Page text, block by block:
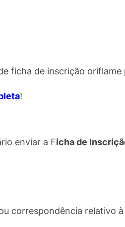
ficha de inscrição
!
enviar a Ficha de
correspondência relativo